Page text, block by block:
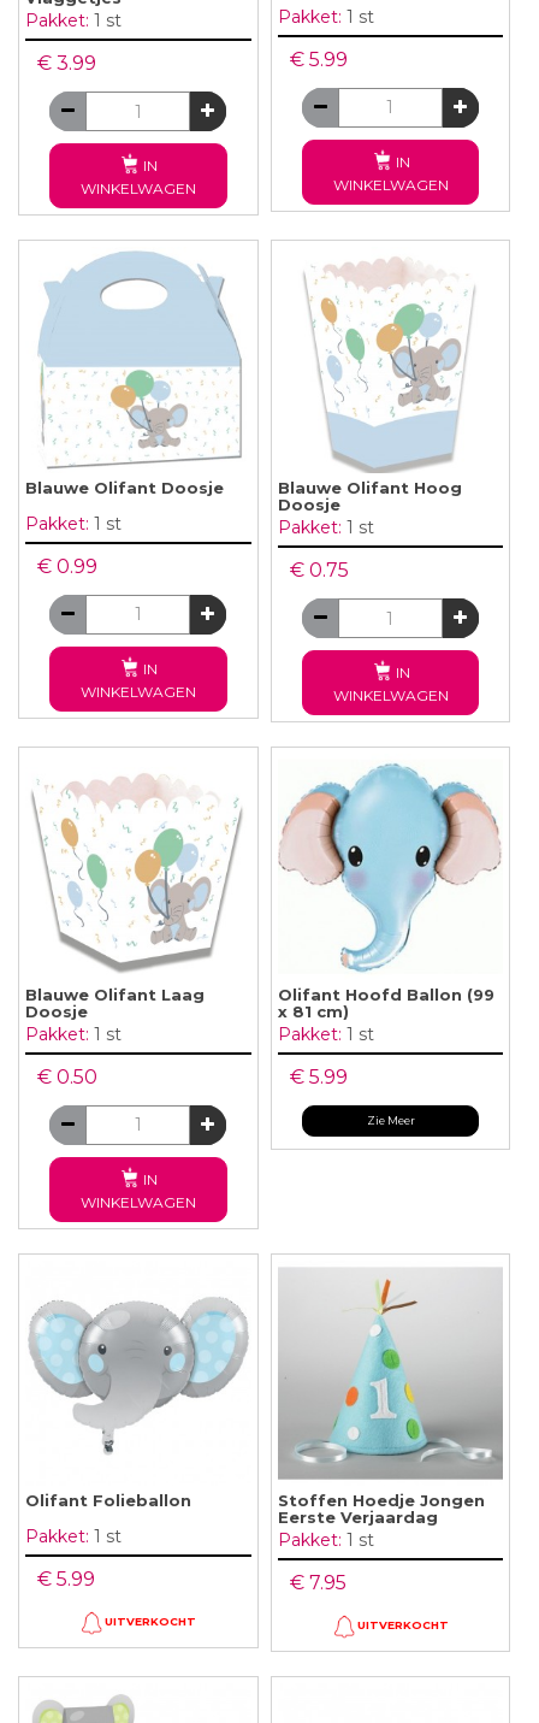
Pakket: 1 st
€ 3.99
IN
WINKELWAGEN
Pakket: 1 st
€ 5.99
IN
WINKELWAGEN
Blauwe Olifant Doosje
Pakket: 1 st
€ 0.99
IN
WINKELWAGEN
Blauwe Olifant Hoog
Doosje
Pakket: 1 st
€ 0.75
IN
WINKELWAGEN
Blauwe Olifant Laag
Doosje
Pakket: 1 st
€ 0.50
IN
WINKELWAGEN
Olifant Hoofd Ballon (99
x 81 cm)
Pakket: 1 st
€ 5.99
Zie Meer
Olifant Folieballon
Pakket: 1 st
€ 5.99
UITVERKOCHT
Stoffen Hoedje Jongen
Eerste Verjaardag
Pakket: 1 st
€ 7.95
UITVERKOCHT